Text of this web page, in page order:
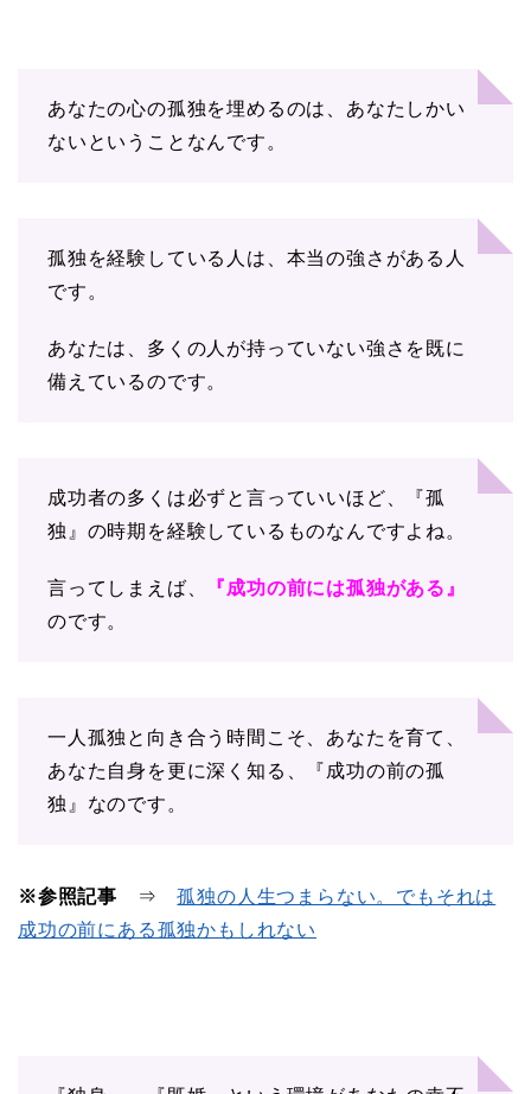
あなたの心の孤独を埋めるのは、あなたしかい
ないということなんです。
孤独を経験している人は、本当の強さがある人
です。
あなたは、多くの人が持っていない強さを既に
備えているのです。
成功者の多くは必ずと言っていいほど、『孤
独』の時期を経験しているものなんですよね。
言ってしまえば、
『成功の前には孤独がある』
のです。
一人孤独と向き合う時間こそ、あなたを育て、
あなた自身を更に深く知る、『成功の前の孤
独』なのです。
※参照記事 ⇒孤独の人生つまらない。でもそれは
成功の前にある孤独かもしれない